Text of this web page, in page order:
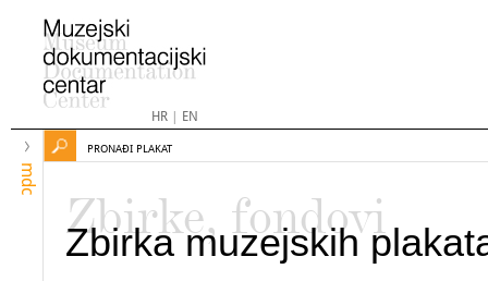
HR| EN
mdc
PRONAĐI PLAKAT
Zbirke, fondovi
Zbirka muzejskih